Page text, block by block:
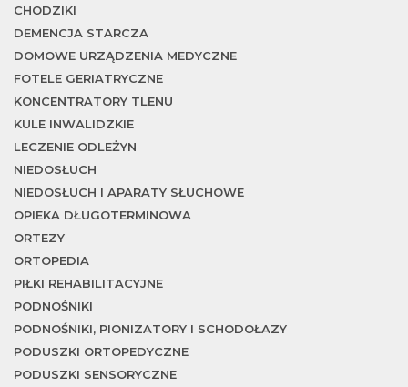
CHODZIKI
DEMENCJA STARCZA
DOMOWE URZĄDZENIA MEDYCZNE
FOTELE GERIATRYCZNE
KONCENTRATORY TLENU
KULE INWALIDZKIE
LECZENIE ODLEŻYN
NIEDOSŁUCH
NIEDOSŁUCH I APARATY SŁUCHOWE
OPIEKA DŁUGOTERMINOWA
ORTEZY
ORTOPEDIA
PIŁKI REHABILITACYJNE
PODNOŚNIKI
PODNOŚNIKI, PIONIZATORY I SCHODOŁAZY
PODUSZKI ORTOPEDYCZNE
PODUSZKI SENSORYCZNE